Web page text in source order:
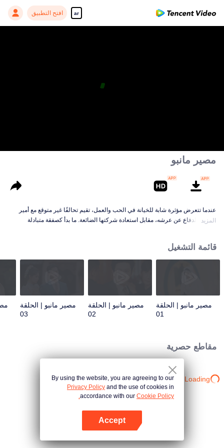
ar افتح التطبيق
مصير مانبو
عندما تتعرض مؤثرة شابة للخيانة في الحب والعمل، تقيم تحالفًا غير متوقع مع أمير
يحارب للدفاع عن عرشه، مقابل استعادة شركتها الضائعة. ما بدأ كصفقة متبادلة
أرواحهما كانت مرتبطة منذ زمن بعيد قبل هذه الحياة. ولكن هل سيصبح هذا الارتباط
مفتاحًا لكشف مصيرهما، أم لعنةً تلزمهما دون مهرب؟
المزيد
قائمة التشغيل
مصير مانبو | الحلقة
01
مصير مانبو | الحلقة
02
مصير مانبو | الحلقة
03
مقاطع حصرية
Loading…
By using the website, you are agreeing to our
Privacy Policy and the use of cookies in
accordance with our Cookie Policy.
Accept